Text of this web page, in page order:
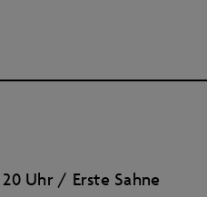
20 Uhr / Erste Sahne